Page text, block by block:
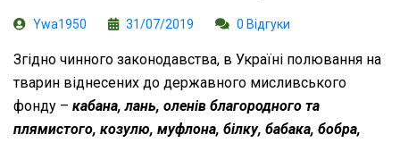
Ywa1950 31/07/2019 0 Відгуки
Згідно чинного законодавства, в Україні полювання на
тварин віднесених до державного мисливського
фонду – кабана, лань, оленів благородного та
плямистого, козулю, муфлона, білку, бабака, бобра,